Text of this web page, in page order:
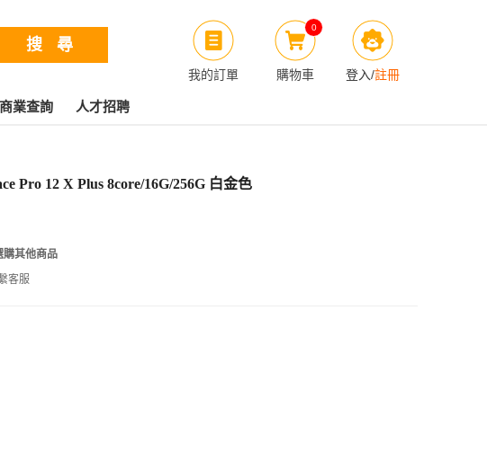
我的訂單
0
購物車 登入/註冊
商業查詢 人才招聘
Pro 12 X Plus 8core/16G/256G 白金色
購其他商品
客服